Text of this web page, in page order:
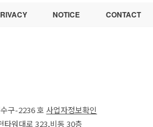
NOTICE CONTACT
구-2236 호 사업자정보확인
타워대로 323,비동 30층